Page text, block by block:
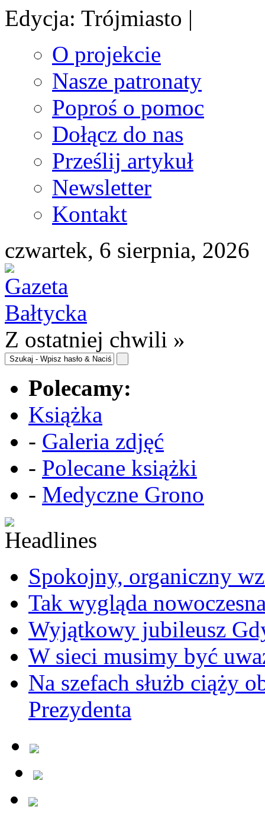
Edycja: Trójmiasto |
O projekcie
Nasze patronaty
Poproś o pomoc
Dołącz do nas
Prześlij artykuł
Newsletter
Kontakt
czwartek, 6 sierpnia, 2026
Z ostatniej chwili »
Polecamy:
Książka
- Galeria zdjęć
- Polecane książki
- Medyczne Grono
Spokojny, organiczny
Tak wygląda
Wyjątkowy jubileusz
W sieci musimy być
Na szefach służb ciąży
Prezydenta